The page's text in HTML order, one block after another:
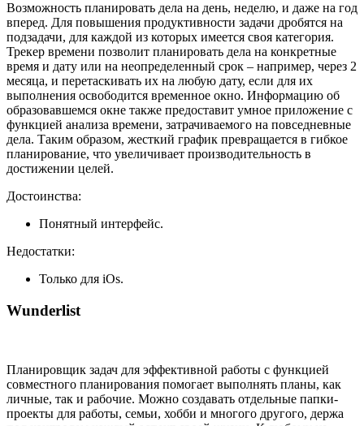
Возможность планировать дела на день, неделю, и даже на год
вперед. Для повышения продуктивности задачи дробятся на
подзадачи, для каждой из которых имеется своя категория.
Трекер времени позволит планировать дела на конкретные
время и дату или на неопределенный срок – например, через 2
месяца, и перетаскивать их на любую дату, если для их
выполнения освободится временное окно. Информацию об
образовавшемся окне также предоставит умное приложение с
функцией анализа времени, затрачиваемого на повседневные
дела. Таким образом, жесткий график превращается в гибкое
планирование, что увеличивает производительность в
достижении целей.
Достоинства:
Понятный интерфейс.
Недостатки:
Только для iOs.
Wunderlist
Планировщик задач для эффективной работы с функцией
совместного планирования помогает выполнять планы, как
личные, так и рабочие. Можно создавать отдельные папки-
проекты для работы, семьи, хобби и многого другого, держа